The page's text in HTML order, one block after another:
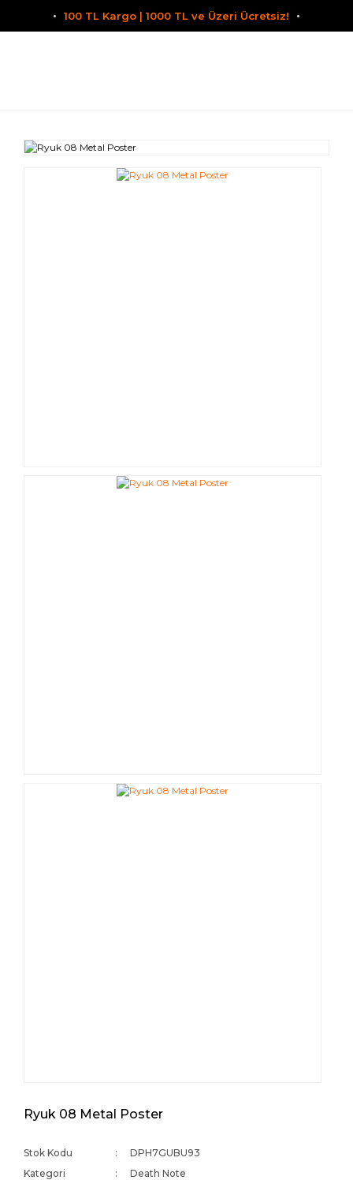
100 TL Kargo | 1000 TL ve Üzeri Ücretsiz!
Ryuk 08 Metal Poster
Stok Kodu
DPH7GUBU93
Kategori
Death Note